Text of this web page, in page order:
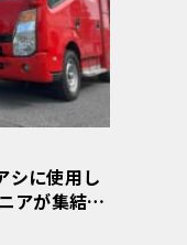
シに使用し
アが集結し